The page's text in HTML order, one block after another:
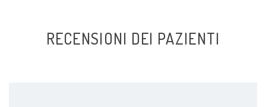
RECENSIONI DEI PAZIENTI